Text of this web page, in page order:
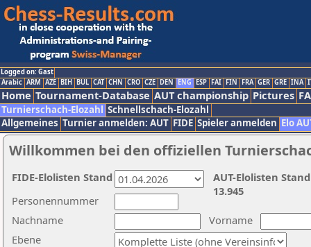
Logged on: Gast
Arabic ARM AZE BIH BUL CAT CHN CRO CZE DEN ENG ESP FAI FIN FRA GER GRE INA
Home Tournament-Database AUT championship Pictures
Turnierschach-Elozahl Schnellschach-Elozahl
Allgemeines Turnier anmelden: AUT FIDE Spieler anmelden Elo
Willkommen bei den offiziellen
Nachname
Vorname
Ebene
Personennummer
AUT-Elolisten
13.945
FIDE-Elolisten Stand